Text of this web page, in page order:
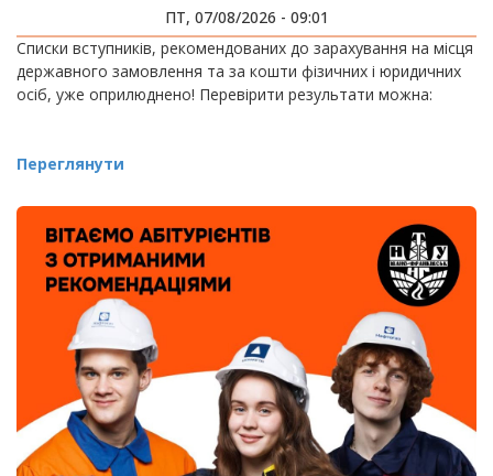
ПТ, 07/08/2026 - 09:01
Списки вступників, рекомендованих до зарахування на місця
державного замовлення та за кошти фізичних і юридичних
осіб, уже оприлюднено! Перевірити результати можна:
Переглянути